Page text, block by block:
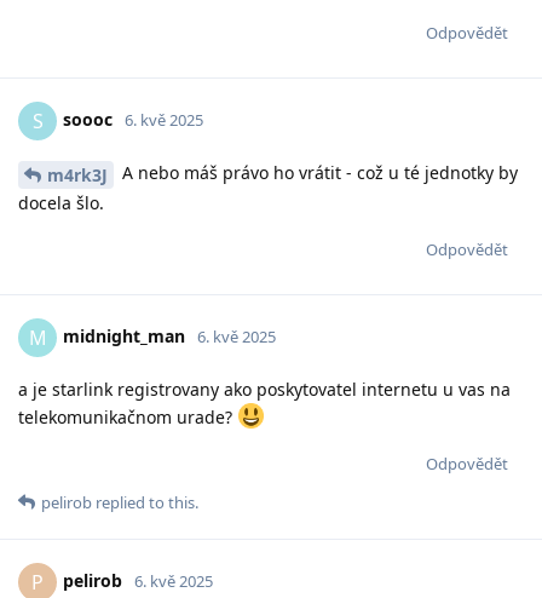
Odpovědět
S soooc 6. kvě 2025
m4rk3J
A nebo máš právo ho vrátit - což u té jednotky by
docela šlo.
Odpovědět
M midnight_man 6. kvě 2025
a je starlink registrovany ako poskytovatel internetu u vas na
telekomunikačnom urade?
Odpovědět
pelirob replied to this.
P pelirob 6. kvě 2025